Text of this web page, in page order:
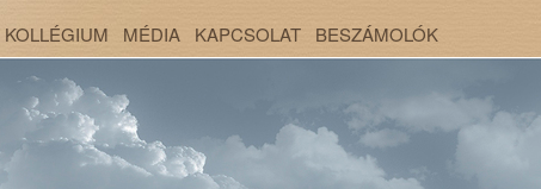
KOLLÉGIUM MÉDIA KAPCSOLAT
BESZÁMOLÓK